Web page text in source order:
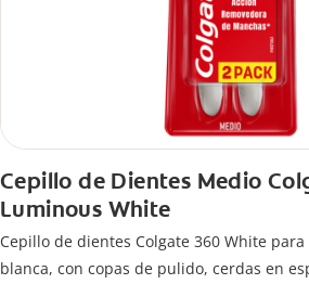
Cepillo de Dientes Medio
Luminous White
Cepillo de dientes Colgate 360 White
blanca, con copas de pulido, cerdas en